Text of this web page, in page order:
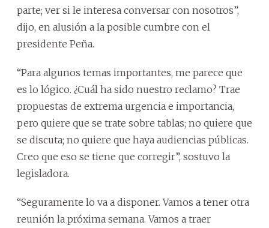
parte; ver si le interesa conversar con nosotros”,
dijo, en alusión a la posible cumbre con el
presidente Peña.
“Para algunos temas importantes, me parece que
es lo lógico. ¿Cuál ha sido nuestro reclamo? Trae
propuestas de extrema urgencia e importancia,
pero quiere que se trate sobre tablas; no quiere que
se discuta; no quiere que haya audiencias públicas.
Creo que eso se tiene que corregir”, sostuvo la
legisladora.
“Seguramente lo va a disponer. Vamos a tener otra
reunión la próxima semana. Vamos a traer